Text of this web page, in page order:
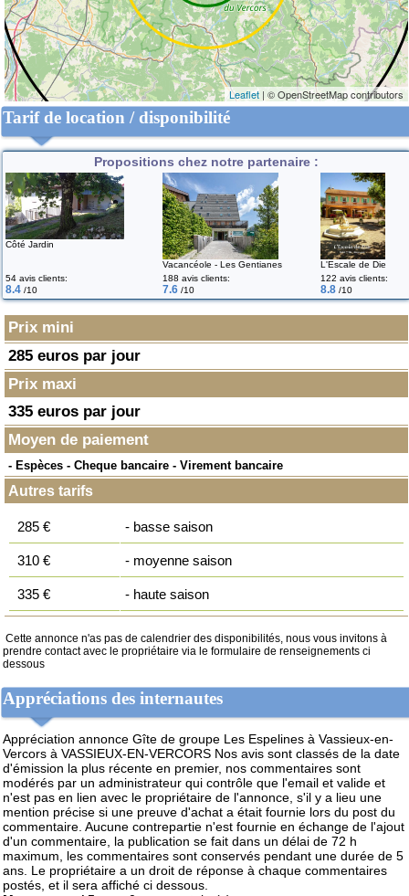
Leaflet | © OpenStreetMap contributors
Tarif de location / disponibilité
Propositions chez notre partenaire :
Côté Jardin
Vacancéole - Les Gentianes
L'Escale de Die
54 avis clients:
8.4 /10
188 avis clients:
7.6 /10
122 avis clients:
8.8 /10
Prix mini
285 euros par jour
Prix maxi
335 euros par jour
Moyen de paiement
- Espèces - Cheque bancaire - Virement bancaire
Autres tarifs
285 € - basse saison
310 € - moyenne saison
335 € - haute saison
Cette annonce n'as pas de calendrier des disponibilités, nous vous invitons à
prendre contact avec le propriétaire via le formulaire de renseignements ci
dessous
Appréciations des internautes
Appréciation annonce Gîte de groupe Les Espelines à Vassieux-en-
Vercors à VASSIEUX-EN-VERCORS Nos avis sont classés de la date
d'émission la plus récente en premier, nos commentaires sont
modérés par un administrateur qui contrôle que l'email et valide et
n'est pas en lien avec le propriétaire de l'annonce, s'il y a lieu une
mention précise si une preuve d'achat a était fournie lors du post du
commentaire. Aucune contrepartie n'est fournie en échange de l'ajout
d'un commentaire, la publication se fait dans un délai de 72 h
maximum, les commentaires sont conservés pendant une durée de 5
ans. Le propriétaire a un droit de réponse à chaque commentaires
postés, et il sera affiché ci dessous.